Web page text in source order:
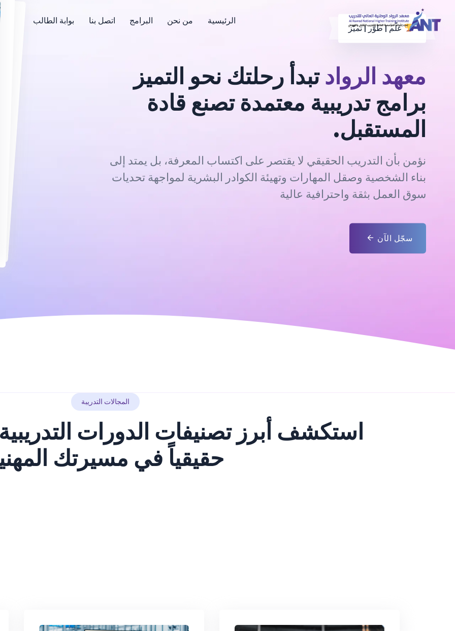
الرئيسية من نحن البرامج اتصل بنا بوابة الطالب
علّم | طوّر | تميّز
معهد الروادتبدأ رحلتك نحو التميز
برامج تدريبية معتمدة تصنع قادة
المستقبل.
نؤمن بأن التدريب الحقيقي لا يقتصر على اكتساب المعرفة، بل يمتد إلى
بناء الشخصية وصقل المهارات وتهيئة الكوادر البشرية لمواجهة تحديات
سوق العمل بثقة واحترافية عالية
سجّل الآن
المجالات التدريبة
استكشف أبرز تصنيفات الدورات
حقيقياً في مسيرتك